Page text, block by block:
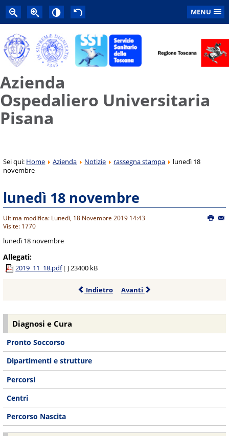
MENU
Azienda
Ospedaliero Universitaria
Pisana
Sei qui: Home Azienda Notizie rassegna stampa
lunedì 18
novembre
lunedì 18 novembre
Ultima modifica: Lunedì, 18 Novembre 2019 14:43
Visite: 1770
lunedì 18 novembre
Allegati:
2019_11_18.pdf [ ] 23400 kB
Indietro Avanti
Diagnosi e Cura
Pronto Soccorso
Dipartimenti e strutture
Percorsi
Centri
Percorso Nascita